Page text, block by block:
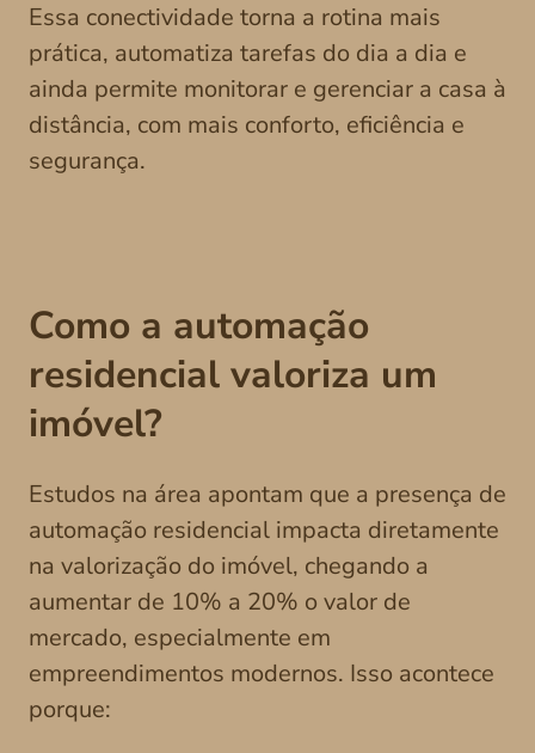
Essa conectividade torna a rotina mais
prática, automatiza tarefas do dia a dia e
ainda permite monitorar e gerenciar a casa à
distância, com mais conforto, eficiência e
segurança.
Como a automação
residencial valoriza um
imóvel?
Estudos na área apontam que a presença de
automação residencial impacta diretamente
na valorização do imóvel, chegando a
aumentar de 10% a 20% o valor de
mercado, especialmente em
empreendimentos modernos. Isso acontece
porque: